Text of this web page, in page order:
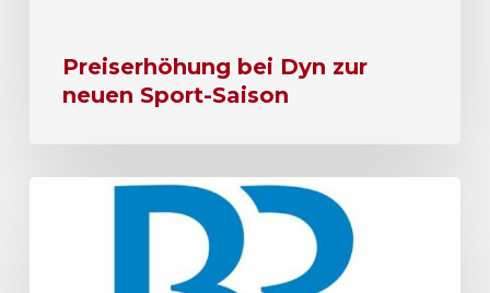
Preiserhöhung bei Dyn zur
neuen Sport-Saison